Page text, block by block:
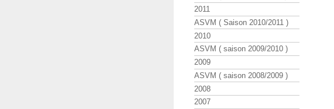
2011
ASVM ( Saison 2010/2011 )
2010
ASVM ( saison 2009/2010 )
2009
ASVM ( saison 2008/2009 )
2008
2007